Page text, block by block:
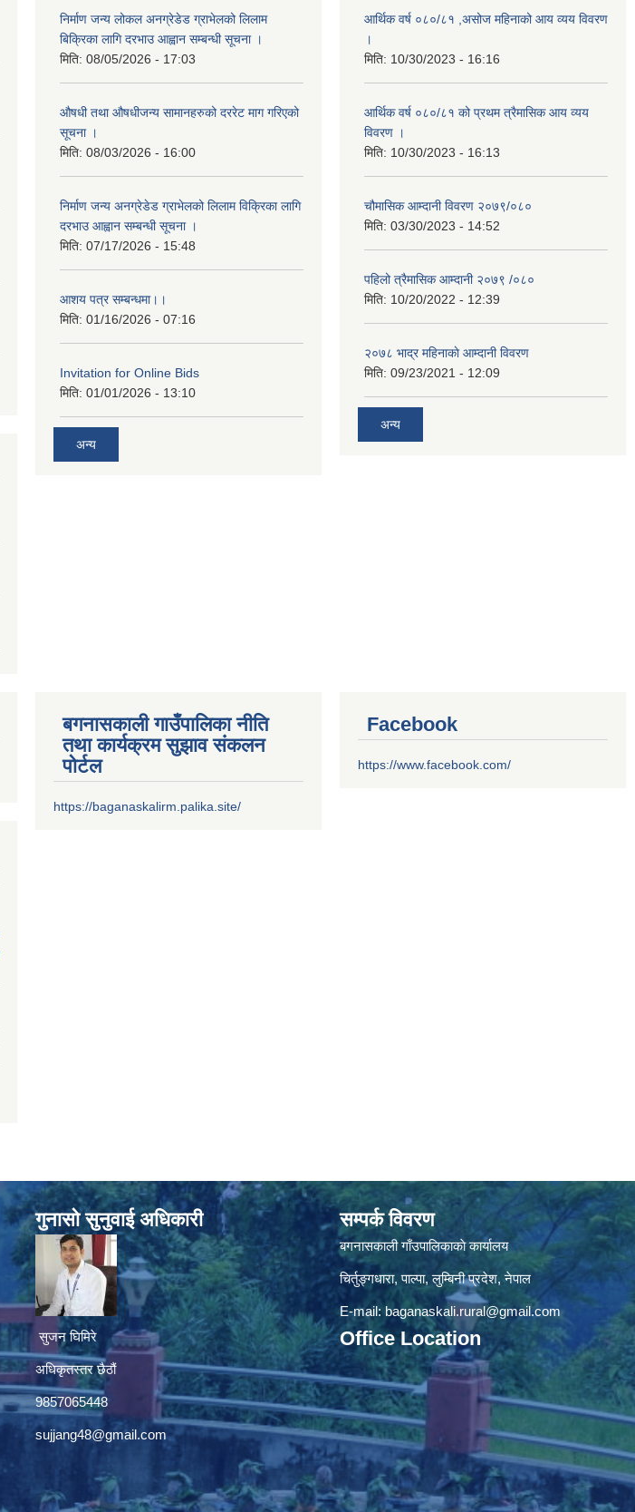
निर्माण जन्य लोकल अनग्रेडेड ग्राभेलको लिलाम
बिक्रिका लागि दरभाउ आह्वान सम्बन्धी सूचना ।
मिति: 08/05/2026 - 17:03
औषधी तथा औषधीजन्य सामानहरुको दररेट माग गरिएको
सूचना ।
मिति: 08/03/2026 - 16:00
निर्माण जन्य अनग्रेडेड ग्राभेलको लिलाम विक्रिका लागि
दरभाउ आह्वान सम्बन्धी सूचना ।
मिति: 07/17/2026 - 15:48
आशय पत्र सम्बन्धमा।।
मिति: 01/16/2026 - 07:16
Invitation for Online Bids
मिति: 01/01/2026 - 13:10
अन्य
आर्थिक वर्ष ०८०/८१ ,असोज महिनाको आय व्यय विवरण
।
मिति: 10/30/2023 - 16:16
आर्थिक वर्ष ०८०/८१ को प्रथम त्रैमासिक आय व्यय
विवरण ।
मिति: 10/30/2023 - 16:13
चौमासिक आम्दानी विवरण २०७९/०८०
मिति: 03/30/2023 - 14:52
पहिलो त्रैमासिक आम्दानी २०७९ /०८०
मिति: 10/20/2022 - 12:39
२०७८ भाद्र महिनाकाे आम्दानी विवरण
मिति: 09/23/2021 - 12:09
अन्य
बगनासकाली गाउँपालिका नीति
तथा कार्यक्रम सुझाव संकलन
पोर्टल
https://baganaskalirm.palika.site/
Facebook
https://www.facebook.com/
गुनासाे सुनुवाई अधिकारी
सुजन घिमिरे
अधिकृतस्तर छैठौं‌
9857065448
sujjang48@gmail.com
सम्पर्क विवरण
बगनासकाली गाँउपालिकाकाे कार्यालय
चिर्तुङ्गधारा, पाल्पा, लुम्बिनी प्रदेश, नेपाल
E-mail:baganaskali.rural@gmail.com
Office Location